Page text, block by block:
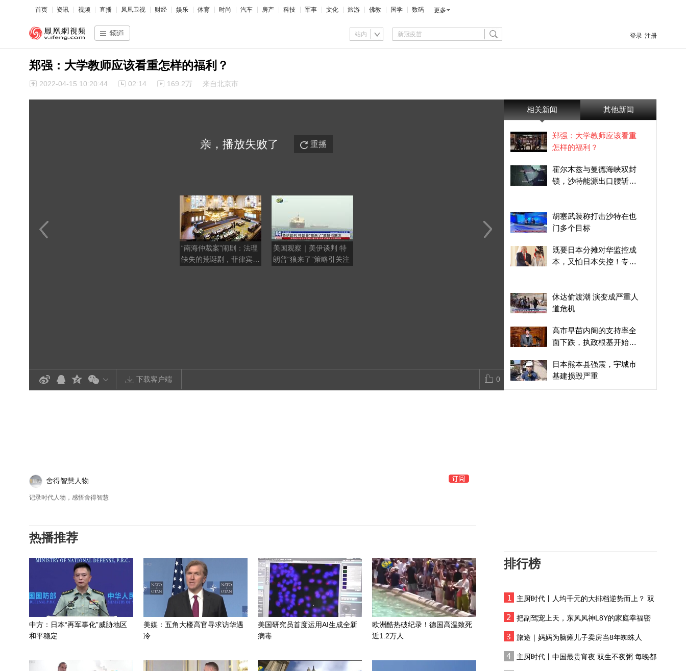
首页 资讯 视频 直播 凤凰卫视 财经 娱乐 体育 时尚 汽车 房产 科技 军事 文化 旅游 佛教 国学 数码 更多
站内 登录 注册
郑强：大学教师应该看重怎样的福利？
2022-04-15 10:20:44 02:14 169.2万 来自北京市
亲，播放失败了 重播
“南海仲裁案”闹剧：法理
缺失的荒诞剧，菲律宾重
美国观察｜美伊谈判 特
朗普“狼来了”策略引关注
日本“国家情报局”为何会
引爆媒体极化，成为政治
美伊战火烧到苏伊士运河
门口，美国天然气船中
下载客户端 0
相关新闻 其他新闻
郑强：大学教师应该看重
怎样的福利？
霍尔木兹与曼德海峡双封
锁，沙特能源出口腰斩，
胡塞武装称打击沙特在也
门多个目标
既要日本分摊对华监控成
本，又怕日本失控！专
休达偷渡潮 演变成严重人
道危机
高市早苗内阁的支持率全
面下跌，执政根基开始松
日本熊本县强震，宇城市
基建损毁严重
废弃食用油能转化为生物
术创新，推进能源转型
深蓝交锋——南中国海启
舍得智慧人物
记录时代人物，感悟舍得智慧
热播推荐
中方：日本“再军事化”威胁地区
和平稳定
美媒：五角大楼高官寻求访华遇
冷
美国研究员首度运用AI生成全新
病毒
欧洲酷热破纪录！德国高温致死
近1.2万人
排行榜
主厨时代丨人均千元的大排档逆势而上？ 双
把副驾宠上天，东风风神L8Y的家庭幸福密
旅途｜妈妈为脑瘫儿子卖房当8年蜘蛛人
主厨时代丨中国最贵宵夜:双生不夜粥 每晚都